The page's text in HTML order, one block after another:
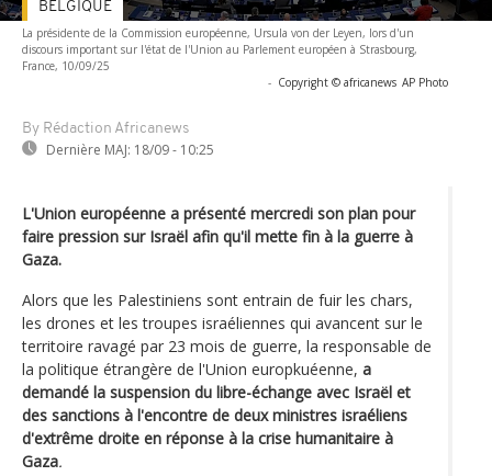
La présidente de la Commission européenne, Ursula von der Leyen, lors d'un
discours important sur l'état de l'Union au Parlement européen à Strasbourg,
France, 10/09/25
- Copyright © africanews AP Photo
By Rédaction Africanews
Dernière MAJ: 18/09 - 10:25
BELGIQUE
L'Union européenne a présenté mercredi son plan pour
faire pression sur Israël afin qu'il mette fin à la guerre à
Gaza.
Alors que les Palestiniens sont entrain de fuir les chars,
les drones et les troupes israéliennes qui avancent sur le
territoire ravagé par 23 mois de guerre, la responsable de
la politique étrangère de l'Union europkuéenne, a
demandé la suspension du libre-échange avec Israël et
des sanctions à l'encontre de deux ministres israéliens
d'extrême droite en réponse à la crise humanitaire à
Gaza.